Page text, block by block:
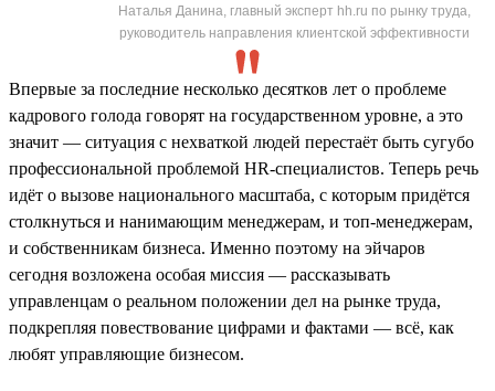
Наталья Данина, главный эксперт hh.ru по рынку труда,
руководитель направления клиентской эффективности
Впервые за последние несколько десятков лет о проблеме
кадрового голода говорят на государственном уровне, а это
значит — ситуация с нехваткой людей перестаёт быть сугубо
профессиональной проблемой HR-специалистов. Теперь речь
идёт о вызове национального масштаба, с которым придётся
столкнуться и нанимающим менеджерам, и топ-менеджерам,
и собственникам бизнеса. Именно поэтому на эйчаров
сегодня возложена особая миссия — рассказывать
управленцам о реальном положении дел на рынке труда,
подкрепляя повествование цифрами и фактами — всё, как
любят управляющие бизнесом.